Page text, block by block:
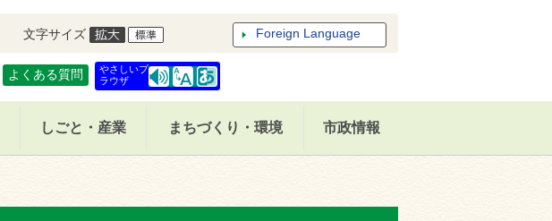
文字サイズ Foreign Language
よくある質問
やさしいブ
ラウザ
しごと・産業 まちづくり・環境 市政情報